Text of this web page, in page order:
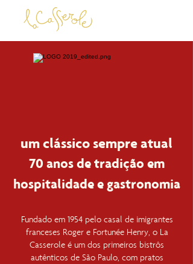
um clássico sempre atual
70 anos de tradição em
hospitalidade e gastronomia
Fundado em 1954 pelo casal de imigrantes
franceses Roger e Fortunée Henry, o La
Casserole é um dos primeiros bistrôs
autênticos de São Paulo, com pratos